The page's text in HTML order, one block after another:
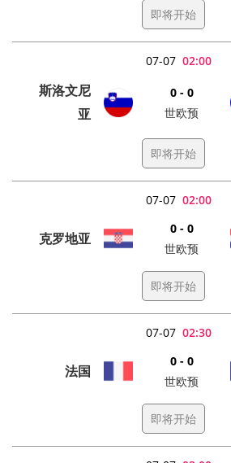
即将开始
02:00
07-07
斯洛文尼
亚
0 - 0
世欧预
即将开始
02:00
07-07
克罗地亚
0 - 0
世欧预
即将开始
02:30
07-07
法国
0 - 0
世欧预
即将开始